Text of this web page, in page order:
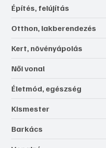
Építés, felújítás
Otthon, lakberendezés
Kert, növényápolás
Női vonal
Életmód, egészség
Kismester
Barkács